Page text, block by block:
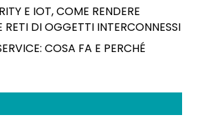
E IOT, COME RENDERE
RETI DI OGGETTI INTERCONNESSI
COSA FA E PERCHÉ